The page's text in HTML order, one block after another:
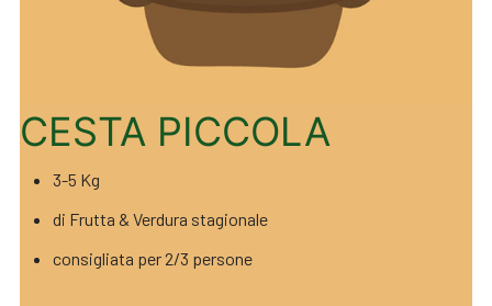
CESTA PICCOLA
3-5 Kg
di Frutta & Verdura stagionale
consigliata per 2/3 persone